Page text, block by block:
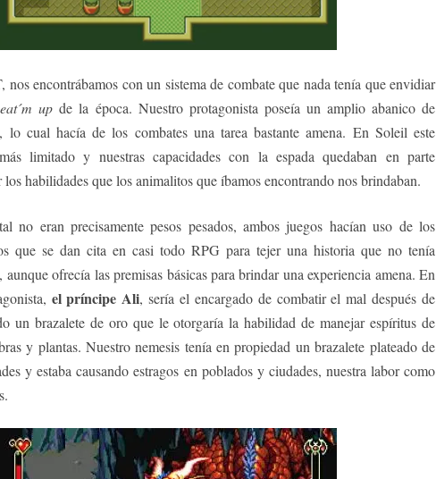
nos encontrábamos con un sistema de combate que nada tenía que envidiar
up de la época. Nuestro protagonista poseía un amplio abanico de
lo cual hacía de los combates una tarea bastante amena. En Soleil este
limitado y nuestras capacidades con la espada quedaban en parte
habilidades que los animalitos que íbamos encontrando nos brindaban.
no eran precisamente pesos pesados, ambos juegos hacían uso de los
que se dan cita en casi todo RPG para tejer una historia que no tenía
aunque ofrecía las premisas básicas para brindar una experiencia amena. En
el príncipe Ali, sería el encargado de combatir el mal después de
un brazalete de oro que le otorgaría la habilidad de manejar espíritus de
y plantas. Nuestro nemesis tenía en propiedad un brazalete plateado de
y estaba causando estragos en poblados y ciudades, nuestra labor como